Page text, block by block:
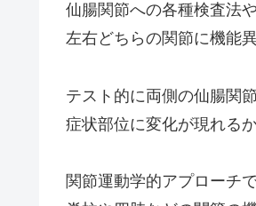
仙腸関節への各種検査法
左右どちらの関節に機能
テスト的に両側の仙腸関
症状部位に変化が現れる
関節運動学的アプローチで